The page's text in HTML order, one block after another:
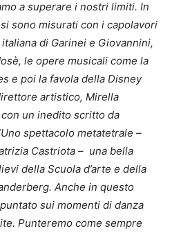
a superare i nostri limiti. In
sono misurati con i capolavori
di Garinei e Giovannini,
le opere musicali come la
e poi la favola della Disney
artistico, Mirella
un inedito scritto da
spettacolo metatetrale –
Castriota – una bella
della Scuola d’arte e della
Anche in questo
sui momenti di danza
Punteremo come sempre